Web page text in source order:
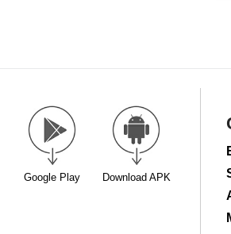
Google Play Download APK